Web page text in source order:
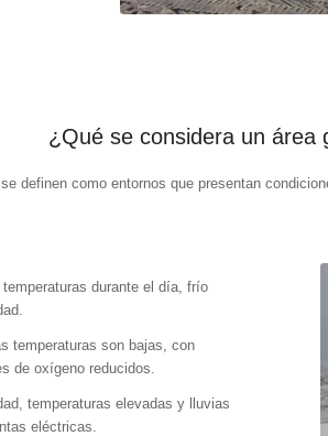
¿Qué se considera un área
definen como entornos que presentan
durante el día, frío
temperaturas son bajas, con
de oxígeno reducidos.
temperaturas elevadas y lluvias
eléctricas.